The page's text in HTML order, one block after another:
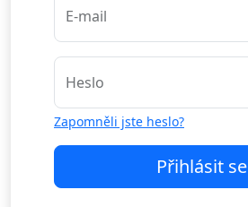
E-mail
Heslo
Zapomněli jste heslo?
Přihlásit se